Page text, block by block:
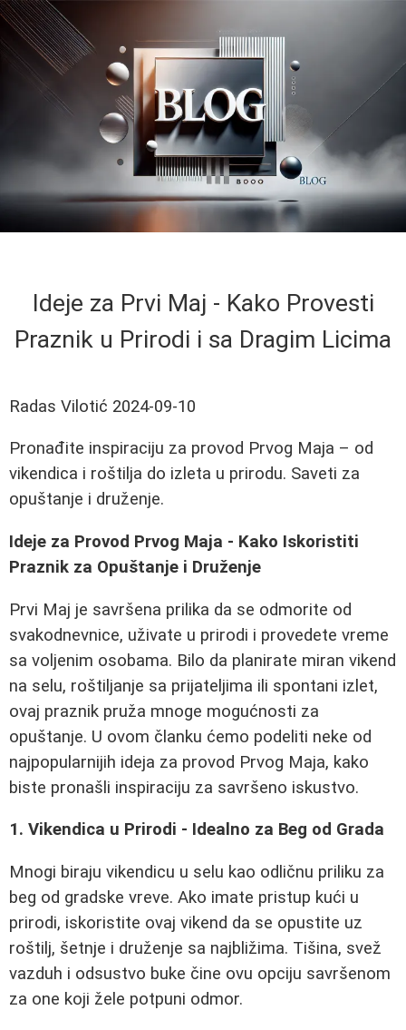
Ideje za Prvi Maj - Kako Provesti
Praznik u Prirodi i sa Dragim Licima
Radas Vilotić 2024-09-10
Pronađite inspiraciju za provod Prvog Maja – od
vikendica i roštilja do izleta u prirodu. Saveti za
opuštanje i druženje.
Ideje za Provod Prvog Maja - Kako Iskoristiti
Praznik za Opuštanje i Druženje
Prvi Maj je savršena prilika da se odmorite od
svakodnevnice, uživate u prirodi i provedete vreme
sa voljenim osobama. Bilo da planirate miran vikend
na selu, roštiljanje sa prijateljima ili spontani izlet,
ovaj praznik pruža mnoge mogućnosti za
opuštanje. U ovom članku ćemo podeliti neke od
najpopularnijih ideja za provod Prvog Maja, kako
biste pronašli inspiraciju za savršeno iskustvo.
1. Vikendica u Prirodi - Idealno za Beg od Grada
Mnogi biraju vikendicu u selu kao odličnu priliku za
beg od gradske vreve. Ako imate pristup kući u
prirodi, iskoristite ovaj vikend da se opustite uz
roštilj, šetnje i druženje sa najbližima. Tišina, svež
vazduh i odsustvo buke čine ovu opciju savršenom
za one koji žele potpuni odmor.